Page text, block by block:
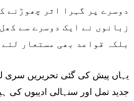
دوسرے پر گہرا اثر چھوڑنے
زبانوں نے ایک دوسرے سے
بلکہ قواعد بھی مستعار لئے
یہاں پیش کی گئی تحریریں سری
جدید تمل اور سنہالی ادیبوں کی